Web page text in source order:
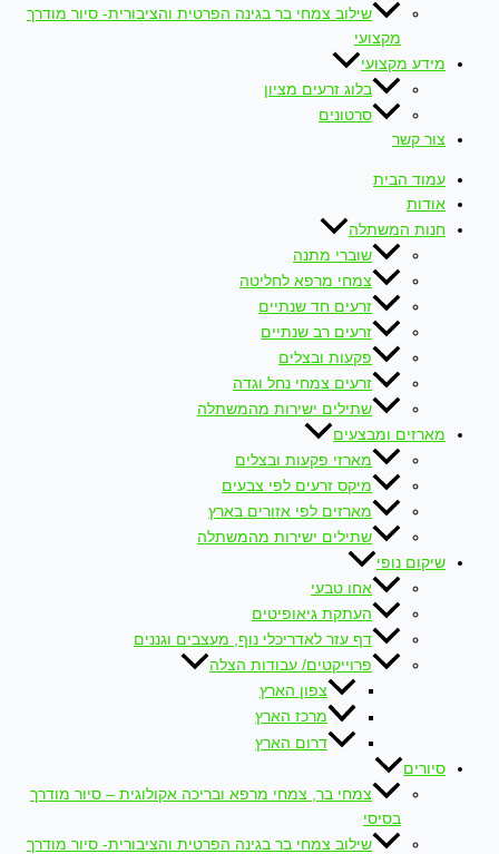
שילוב צמחי בר בגינה הפרטית והציבורית- סיור מודרך
מקצועי
מידע מקצועי
בלוג זרעים מציון
סרטונים
צור קשר
עמוד הבית
אודות
חנות המשתלה
שוברי מתנה
צמחי מרפא לחליטה
זרעים חד שנתיים
זרעים רב שנתיים
פקעות ובצלים
זרעים צמחי נחל וגדה
שתילים ישירות מהמשתלה
מארזים ומבצעים
מארזי פקעות ובצלים
מיקס זרעים לפי צבעים
מארזים לפי אזורים בארץ
שתילים ישירות מהמשתלה
שיקום נופי
אחו טבעי
העתקת גיאופיטים
דף עזר לאדריכלי נוף, מעצבים וגננים
פרוייקטים/ עבודות הצלה
צפון הארץ
מרכז הארץ
דרום הארץ
סיורים
צמחי בר, צמחי מרפא ובריכה אקולוגית – סיור מודרך
בסיסי
שילוב צמחי בר בגינה הפרטית והציבורית- סיור מודרך